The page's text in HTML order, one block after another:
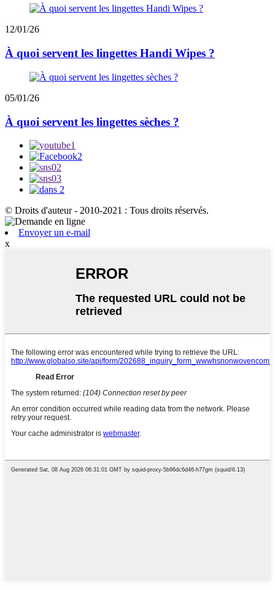
12/01/26
À quoi servent les lingettes Handi Wipes ?
05/01/26
À quoi servent les lingettes sèches ?
© Droits d'auteur - 2010-2021 : Tous droits réservés.
Envoyer un e-mail
x